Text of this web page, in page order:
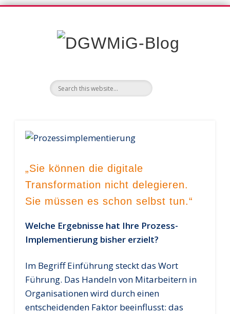
„Sie können die digitale
Transformation nicht delegieren.
Sie müssen es schon selbst tun.“
Welche Ergebnisse hat Ihre Prozess-
Implementierung bisher erzielt?
Im Begriff Einführung steckt das Wort
Führung. Das Handeln von Mitarbeitern in
Organisationen wird durch einen
entscheidenden Faktor beeinflusst: das